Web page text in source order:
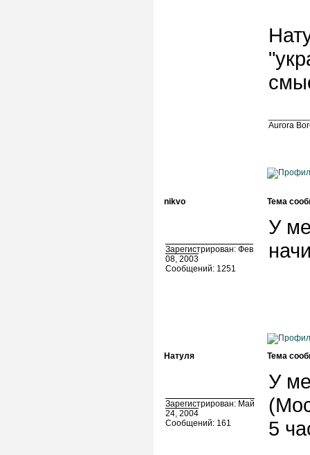
Aurora
nikvo Тема
Зарегистрирован: Фев
08, 2003
Сообщений: 1251
У
Натуля Тема
Зарегистрирован: Май
24, 2004
Сообщений: 161
У
5